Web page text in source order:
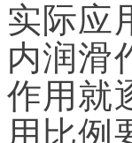
实际应
内润滑
作用就
用比例